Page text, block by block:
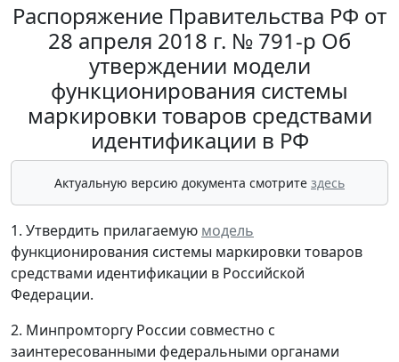
Распоряжение Правительства РФ от
28 апреля 2018 г. № 791-р Об
утверждении модели
функционирования системы
маркировки товаров средствами
идентификации в РФ
Актуальную версию документа смотрите здесь
1. Утвердить прилагаемую модель
функционирования системы маркировки товаров
средствами идентификации в Российской
Федерации.
2. Минпромторгу России совместно с
заинтересованными федеральными органами